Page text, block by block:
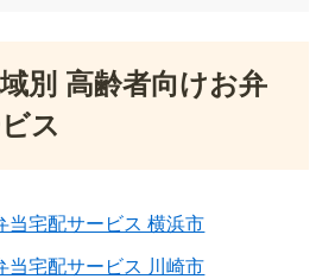
別 高齢者向けお弁
ス
当宅配サービス 横浜市
当宅配サービス 川崎市